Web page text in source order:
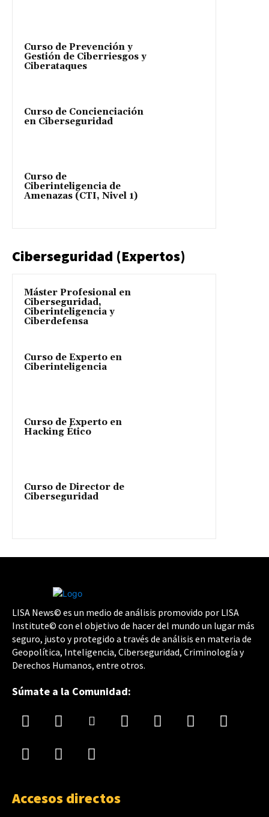
Curso de Prevención y
Gestión de Ciberriesgos y
Ciberataques
Curso de Concienciación
en Ciberseguridad
Curso de
Ciberinteligencia de
Amenazas (CTI, Nivel 1)
Ciberseguridad (Expertos)
Máster Profesional en
Ciberseguridad,
Ciberinteligencia y
Ciberdefensa
Curso de Experto en
Ciberinteligencia
Curso de Experto en
Hacking Ético
Curso de Director de
Ciberseguridad
LISA News© es un medio de análisis promovido por LISA
Institute© con el objetivo de hacer del mundo un lugar más
seguro, justo y protegido a través de análisis en materia de
Geopolítica, Inteligencia, Ciberseguridad, Criminología y
Derechos Humanos, entre otros.
Súmate a la Comunidad:
Accesos directos